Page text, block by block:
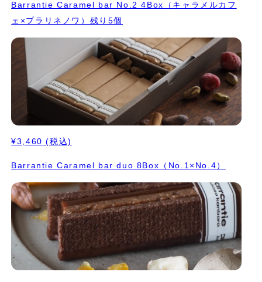
Barrantie Caramel bar No.2 4Box（キャラメルカフ
ェ×プラリネノワ）残り5個
¥3,460 (税込)
Barrantie Caramel bar duo 8Box（No.1×No.4）